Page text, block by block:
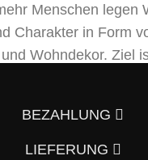
Menschen legen
Charakter in Form
Wohndekor. Ziel
BEZAHLUNG
LIEFERUNG